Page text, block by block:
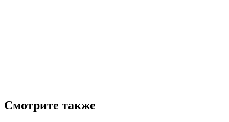
Смотрите также